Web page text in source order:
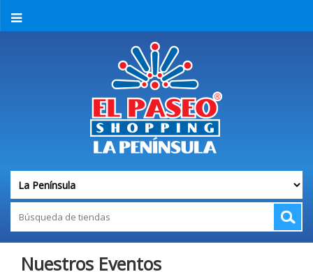
Nuestros Eventos